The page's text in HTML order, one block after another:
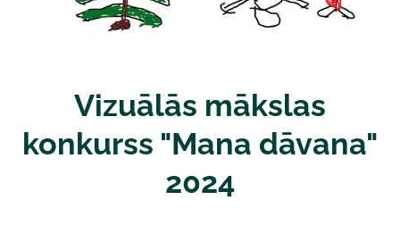
Vizuālās mākslas
konkurss "Mana dāvana"
2024